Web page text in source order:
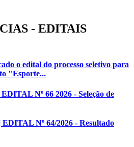
- EDITAIS
o edital do processo seletivo para
"Esporte...
Nº 66 2026 - Seleção de
EDITAL Nº 64/2026 - Resultado